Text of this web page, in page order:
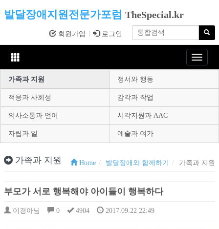
발달장애지원전문가포럼 TheSpecial.kr
회원가입 로그인
Toggle
가족과 지원
정서와 행동
적응과 사회성 감각과 작업
의사소통과 언어 시각지원과 AAC
자립과 일 예술과 여가
가족과 지원 Home 발달장애와 함께하기 가족과 지원
부모가 서로 행복해야 아이들이 행복하다
이경아님 0 4904 2017.09.22 22:49